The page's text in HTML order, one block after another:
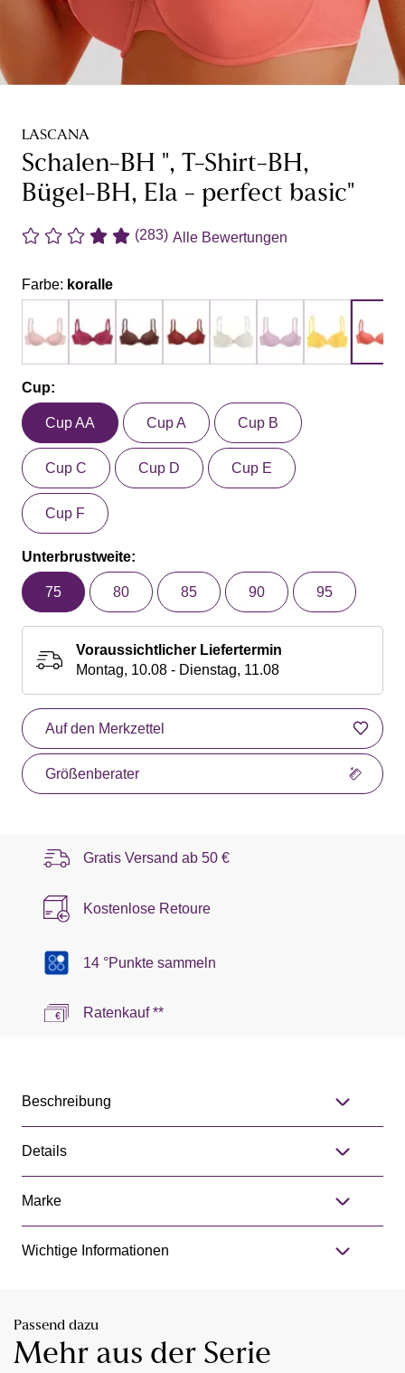
LASCANA
Schalen-BH ", T-Shirt-BH,
Bügel-BH, Ela - perfect basic"
(283) Alle Bewertungen
Farbe: koralle
Cup:
Cup AA Cup A Cup B
Cup C Cup D Cup E
Cup F
Unterbrustweite:
75 80 85 90 95
Voraussichtlicher Liefertermin
Montag, 10.08 - Dienstag, 11.08
Auf den Merkzettel
Größenberater
Gratis Versand ab 50 €
Kostenlose Retoure
14 °Punkte sammeln
Ratenkauf **
Beschreibung
Details
Marke
Wichtige Informationen
Passend dazu
Mehr aus der Serie